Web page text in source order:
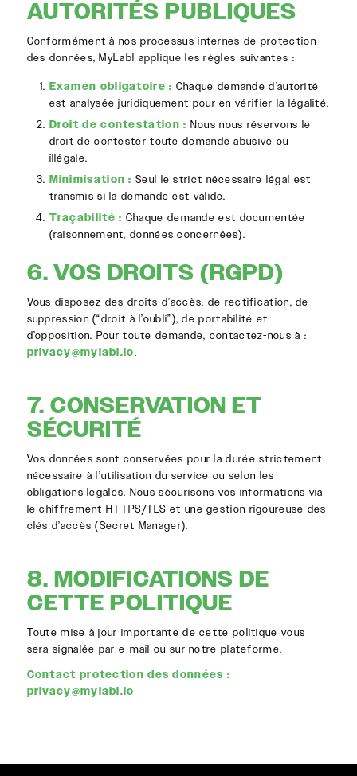
AUTORITÉS PUBLIQUES
Conformément à nos processus internes de protection
des données, MyLabl applique les règles suivantes :
Examen obligatoire : Chaque demande d’autorité
est analysée juridiquement pour en vérifier la légalité.
Droit de contestation : Nous nous réservons le
droit de contester toute demande abusive ou
illégale.
Minimisation : Seul le strict nécessaire légal est
transmis si la demande est valide.
Traçabilité : Chaque demande est documentée
(raisonnement, données concernées).
6. VOS DROITS (RGPD)
Vous disposez des droits d’accès, de rectification, de
suppression (“droit à l’oubli”), de portabilité et
d’opposition. Pour toute demande, contactez-nous à :
privacy@mylabl.io.
7. CONSERVATION ET
SÉCURITÉ
Vos données sont conservées pour la durée strictement
nécessaire à l’utilisation du service ou selon les
obligations légales. Nous sécurisons vos informations via
le chiffrement HTTPS/TLS et une gestion rigoureuse des
clés d’accès (Secret Manager).
8. MODIFICATIONS DE
CETTE POLITIQUE
Toute mise à jour importante de cette politique vous
sera signalée par e-mail ou sur notre plateforme.
Contact protection des données :
privacy@mylabl.io